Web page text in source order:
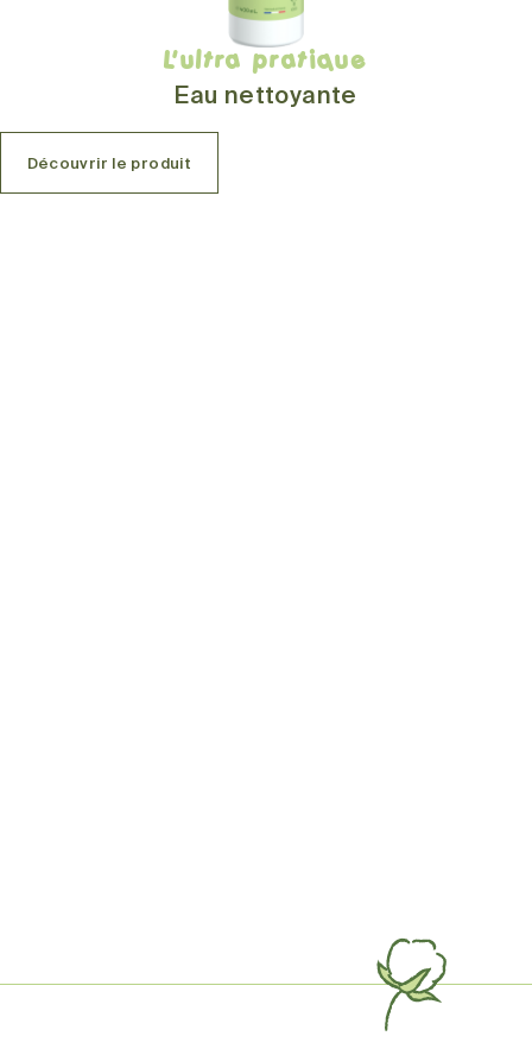
L'ultra pratique
Eau nettoyante
Découvrir le produit